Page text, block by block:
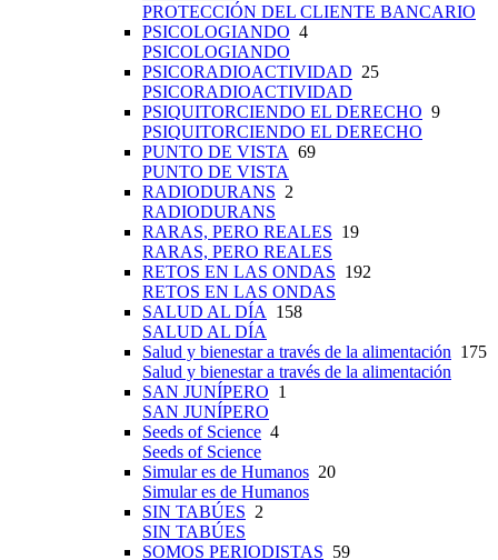
PROTECCIÓN DEL CLIENTE BANCARIO
PSICOLOGIANDO 4
PSICOLOGIANDO
PSICORADIOACTIVIDAD 25
PSICORADIOACTIVIDAD
PSIQUITORCIENDO EL DERECHO 9
PSIQUITORCIENDO EL DERECHO
PUNTO DE VISTA 69
PUNTO DE VISTA
RADIODURANS 2
RADIODURANS
RARAS, PERO REALES 19
RARAS, PERO REALES
RETOS EN LAS ONDAS 192
RETOS EN LAS ONDAS
SALUD AL DÍA
158
SALUD AL DÍA
Salud y bienestar a través de la alimentación 175
Salud y bienestar a través de la alimentación
SAN JUNÍPERO 1
SAN JUNÍPERO
Seeds of Science 4
Seeds of Science
Simular es de Humanos 20
Simular es de Humanos
SIN TABÚES 2
SIN TABÚES
SOMOS PERIODISTAS 59